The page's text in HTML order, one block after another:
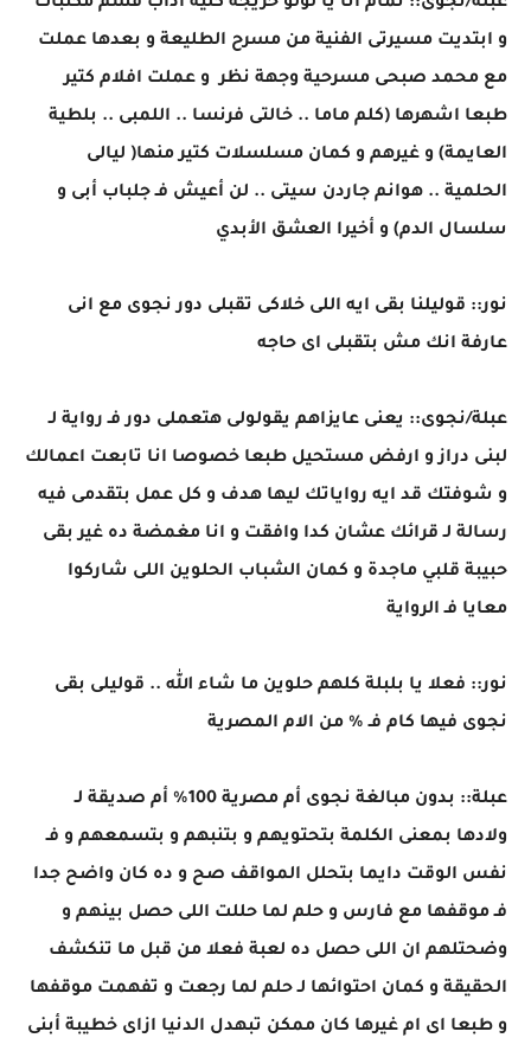
و ابتديت مسيرتى الفنية من مسرح الطليعة و بعدها عملت
مع محمد صبحى مسرحية وجهة نظر و عملت افلام كتير
طبعا اشهرها (كلم ماما .. خالتى فرنسا .. اللمبى .. بلطية
العايمة) و غيرهم و كمان مسلسلات كتير منها( ليالى
الحلمية .. هوانم جاردن سيتى .. لن أعيش فـ جلباب أبى و
سلسال الدم) و أخيرا العشق الأبدي
نور:: قوليلنا بقى ايه اللى خلاكى تقبلى دور نجوى مع انى
عارفة انك مش بتقبلى اى حاجه
عبلة/نجوى:: يعنى عايزاهم يقولولى هتعملى دور فـ رواية لـ
لبنى دراز و ارفض مستحيل طبعا خصوصا انا تابعت اعمالك
و شوفتك قد ايه رواياتك ليها هدف و كل عمل بتقدمى فيه
رسالة لـ قرائك عشان كدا وافقت و انا مغمضة ده غير بقى
حبيبة قلبي ماجدة و كمان الشباب الحلوين اللى شاركوا
معايا فـ الرواية
نور:: فعلا يا بلبلة كلهم حلوين ما شاء الله .. قوليلى بقى
نجوى فيها كام فـ % من الام المصرية
عبلة:: بدون مبالغة نجوى أم مصرية 100% أم صديقة لـ
ولادها بمعنى الكلمة بتحتويهم و بتنبهم و بتسمعهم و فـ
نفس الوقت دايما بتحلل المواقف صح و ده كان واضح جدا
فـ موقفها مع فارس و حلم لما حللت اللى حصل بينهم و
وضحتلهم ان اللى حصل ده لعبة فعلا من قبل ما تنكشف
الحقيقة و كمان احتوائها لـ حلم لما رجعت و تفهمت موقفها
و طبعا اى ام غيرها كان ممكن تبهدل الدنيا ازاى خطيبة أبنى